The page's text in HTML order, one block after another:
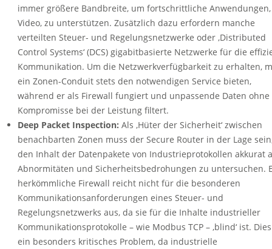
immer größere Bandbreite, um fortschrittliche
Video, zu unterstützen. Zusätzlich dazu erfordern manche
verteilten Steuer- und Regelungsnetzwerke oder ‚Distributed
Control Systems‘ (DCS) gigabitbasierte Netzwerke für die
Kommunikation. Um die Netzwerkverfügbarkeit zu erhalten,
ein Zonen-Conduit stets den notwendigen Service bieten,
während er als Firewall fungiert und unpassende Daten ohne
Kompromisse bei der Leistung filtert.
Deep Packet Inspection: Als ‚Hüter der Sicherheit‘ zwischen
benachbarten Zonen muss der Secure Router in der Lage
den Inhalt der Datenpakete von Industrieprotokollen akkurat
Abnormitäten und Sicherheitsbedrohungen zu untersuchen.
herkömmliche Firewall reicht nicht für die besonderen
Kommunikationsanforderungen eines Steuer- und
Regelungsnetzwerks aus, da sie für die Inhalte industrieller
Kommunikationsprotokolle – wie Modbus TCP – ‚blind‘ ist.
ein besonders kritisches Problem, da industrielle